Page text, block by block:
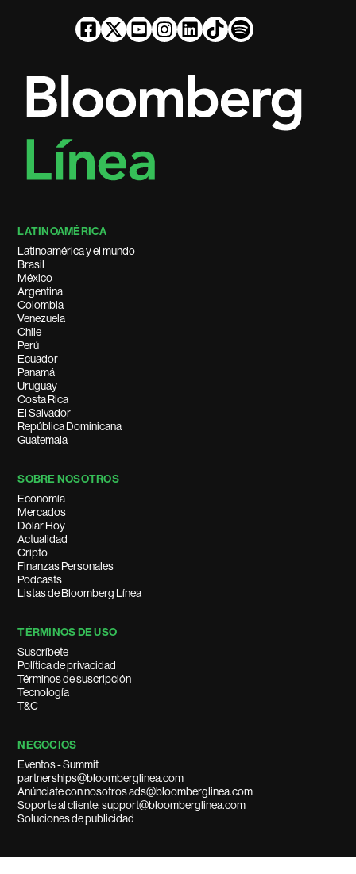
LATINOAMÉRICA
Latinoamérica y el mundo
Brasil
México
Argentina
Colombia
Venezuela
Chile
Perú
Ecuador
Panamá
Uruguay
Costa Rica
El Salvador
República Dominicana
Guatemala
SOBRE NOSOTROS
Economía
Mercados
Dólar Hoy
Actualidad
Cripto
Finanzas Personales
Podcasts
Listas de Bloomberg Línea
TÉRMINOS DE USO
Suscríbete
Política de privacidad
Términos de suscripción
Tecnología
T&C
NEGOCIOS
Eventos - Summit
partnerships@bloomberglinea.com
Anúnciate con nosotros ads@bloomberglinea.com
Soporte al cliente: support@bloomberglinea.com
Soluciones de publicidad